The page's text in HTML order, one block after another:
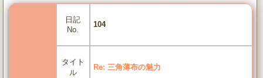
日記
No.
104
タイト
ル
Re: 三角薄布の魅力